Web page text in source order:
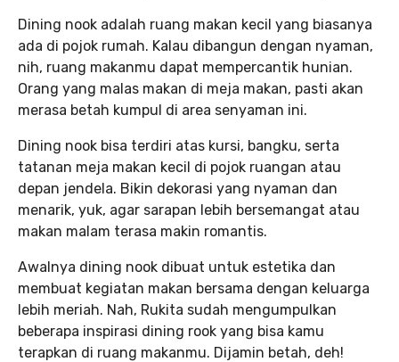
Dining nook adalah ruang makan kecil yang biasanya
ada di pojok rumah. Kalau dibangun dengan nyaman,
nih, ruang makanmu dapat mempercantik hunian.
Orang yang malas makan di meja makan, pasti akan
merasa betah kumpul di area senyaman ini.
Dining nook bisa terdiri atas kursi, bangku, serta
tatanan meja makan kecil di pojok ruangan atau
depan jendela. Bikin dekorasi yang nyaman dan
menarik, yuk, agar sarapan lebih bersemangat atau
makan malam terasa makin romantis.
Awalnya dining nook dibuat untuk estetika dan
membuat kegiatan makan bersama dengan keluarga
lebih meriah. Nah, Rukita sudah mengumpulkan
beberapa inspirasi dining rook yang bisa kamu
terapkan di ruang makanmu. Dijamin betah, deh!